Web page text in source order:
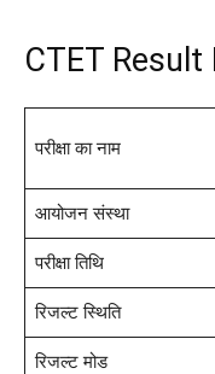
CTET
परीक्षा का नाम
आयोजन संस्था
परीक्षा तिथि
रिजल्ट स्थिति
रिजल्ट मोड